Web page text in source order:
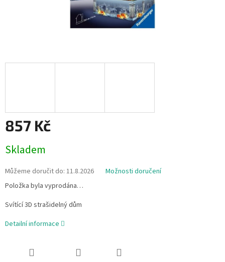
857 Kč
cena:
Skladem
Můžeme doručit do: 11.8.2026
Možnosti doručení
Položka byla vyprodána…
Svítící 3D strašidelný dům
Detailní informace